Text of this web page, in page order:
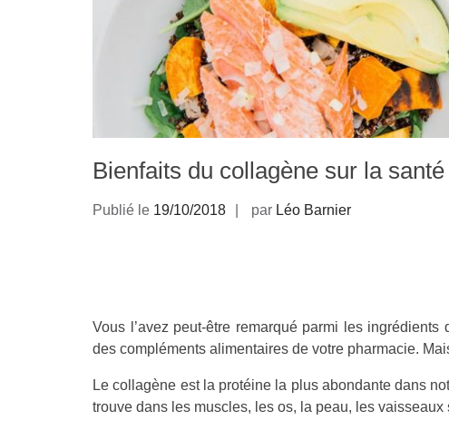
Bienfaits du collagène sur la santé
Publié le 19/10/2018 par Léo Barnier
Vous l’avez peut-être remarqué parmi les
des compléments alimentaires de votre pharmacie.
Le collagène est la protéine la plus abondante dans
trouve dans les muscles, les os, la peau, les